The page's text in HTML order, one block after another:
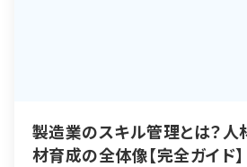
製造業のスキル管理とは？
材育成の全体像【完全ガイド】